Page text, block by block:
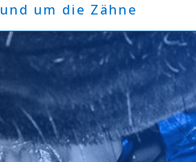
um die Zähne